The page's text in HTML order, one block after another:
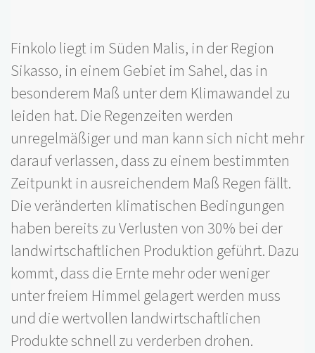
Finkolo liegt im Süden Malis, in der Region
Sikasso, in einem Gebiet im Sahel, das in
besonderem Maß unter dem Klimawandel zu
leiden hat. Die Regenzeiten werden
unregelmäßiger und man kann sich nicht mehr
darauf verlassen, dass zu einem bestimmten
Zeitpunkt in ausreichendem Maß Regen fällt.
Die veränderten klimatischen Bedingungen
haben bereits zu Verlusten von 30% bei der
landwirtschaftlichen Produktion geführt. Dazu
kommt, dass die Ernte mehr oder weniger
unter freiem Himmel gelagert werden muss
und die wertvollen landwirtschaftlichen
Produkte schnell zu verderben drohen.